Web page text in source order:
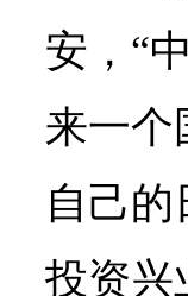
安，“
来一个
自己
投资兴